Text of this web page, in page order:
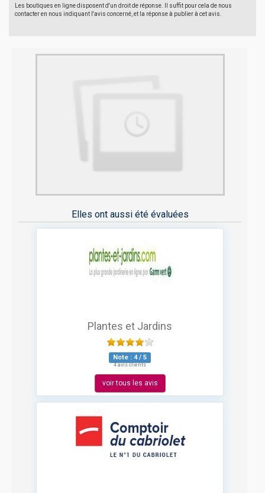
Les boutiques en ligne disposent d'un droit de réponse. Il suffit pour cela de nous
contacter en nous indiquant l'avis concerné, et la réponse à publier à cet avis.
Elles ont aussi été évaluées
Plantes et Jardins
Note : 4/ 5
4 avis clients
voir tous les avis